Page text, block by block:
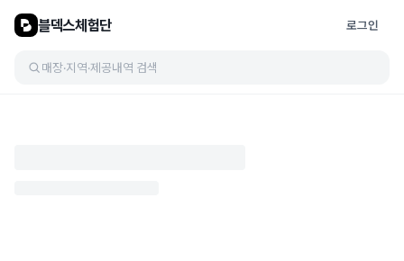
블덱스체험단 로그인
매장·지역·제공내역 검색